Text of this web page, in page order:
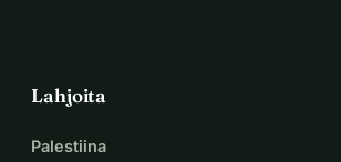
Lahjoita
Palestiina